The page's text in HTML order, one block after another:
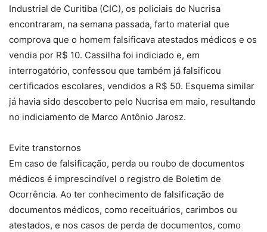
Industrial de Curitiba (CIC), os policiais do Nucrisa
encontraram, na semana passada, farto material que
comprova que o homem falsificava atestados médicos e os
vendia por R$ 10. Cassilha foi indiciado e, em
interrogatório, confessou que também já falsificou
certificados escolares, vendidos a R$ 50. Esquema similar
já havia sido descoberto pelo Nucrisa em maio, resultando
no indiciamento de Marco Antônio Jarosz.
Evite transtornos
Em caso de falsificação, perda ou roubo de documentos
médicos é imprescindível o registro de Boletim de
Ocorrência. Ao ter conhecimento de falsificação de
documentos médicos, como receituários, carimbos ou
atestados, e nos casos de perda de documentos, como